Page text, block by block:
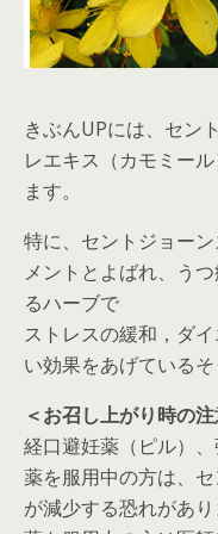
きぶんUPには、セン
レエキス（カモミー
ます。
特に、セントジョー
メントとよばれ、う
るハーブで
ストレスの緩和，ダ
い効果をあげているそ
＜お召し上がり時の
経口避妊薬（ピル）
薬を服用中の方は、
が減少する恐れがあり